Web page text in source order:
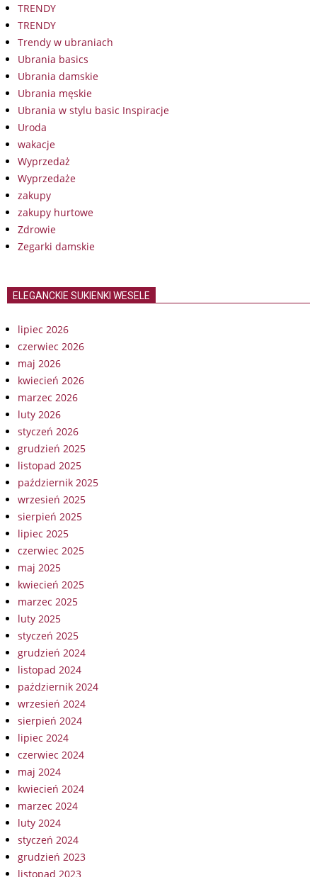
TRENDY
TRENDY
Trendy w ubraniach
Ubrania basics
Ubrania damskie
Ubrania męskie
Ubrania w stylu basic Inspiracje
Uroda
wakacje
Wyprzedaż
Wyprzedaże
zakupy
zakupy hurtowe
Zdrowie
Zegarki damskie
ELEGANCKIE SUKIENKI WESELE
lipiec 2026
czerwiec 2026
maj 2026
kwiecień 2026
marzec 2026
luty 2026
styczeń 2026
grudzień 2025
listopad 2025
październik 2025
wrzesień 2025
sierpień 2025
lipiec 2025
czerwiec 2025
maj 2025
kwiecień 2025
marzec 2025
luty 2025
styczeń 2025
grudzień 2024
listopad 2024
październik 2024
wrzesień 2024
sierpień 2024
lipiec 2024
czerwiec 2024
maj 2024
kwiecień 2024
marzec 2024
luty 2024
styczeń 2024
grudzień 2023
listopad 2023